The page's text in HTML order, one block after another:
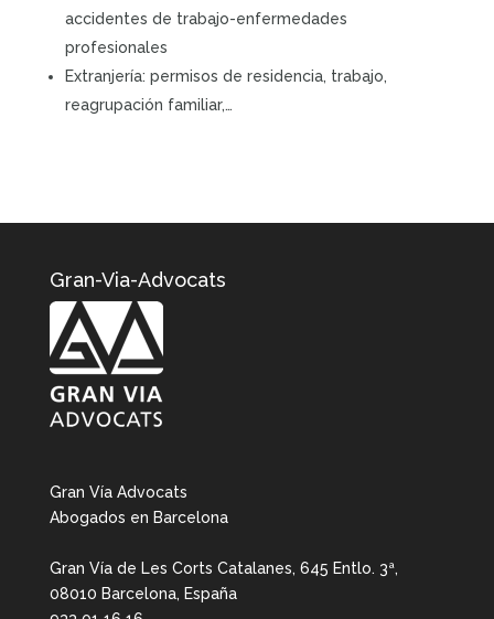
accidentes de trabajo-enfermedades
profesionales
Extranjería: permisos de residencia, trabajo,
reagrupación familiar,…
Gran-Via-Advocats
Gran Vía Advocats
Abogados en Barcelona
Gran Vía de Les Corts Catalanes, 645 Entlo. 3ª,
08010 Barcelona, España